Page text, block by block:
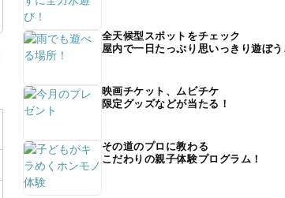
全天候型スポットをチェック
屋内で一日たっぷり思いっきり遊ぼう
映画チケット、ムビチケ
限定グッズなどが当たる！
その道のプロに教わる
こだわりの親子体験プログラム！